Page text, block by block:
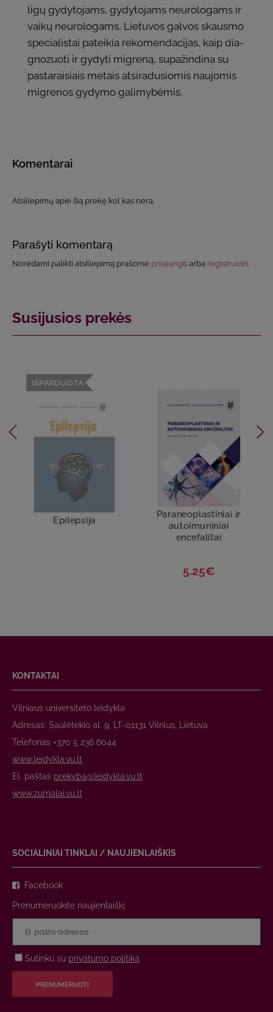
ligų gydytojams, gydytojams neurologams ir
vaikų neurologams, Lietuvos galvos skausmo
specialistai pateikia rekomendacijas, kaip dia­
gnozuoti ir gydyti migreną, supažindina su
pastaraisiais metais atsiradu­siomis naujomis
migrenos gydymo galimybėmis.
Komentarai
Atsiliepimų apie šią prekę kol kas nėra.
Parašyti komentarą
Norėdami palikti atsiliepimą prašome prisijungti arba registruotis
Susijusios prekės
IŠPARDUOTA
Epilepsija
Paraneoplastiniai ir
autoimuniniai
encefalitai
5.25€
KONTAKTAI
Vilniaus universiteto leidykla
Adresas: Saulėtekio al. 9, LT-01131 Vilnius, Lietuva
Telefonas +370 5 236 6044
www.leidykla.vu.lt
El. paštas prekyba@leidykla.vu.lt
www.zurnalai.vu.lt
SOCIALINIAI TINKLAI / NAUJIENLAIŠKIS
Facebook
Prenumeruokite naujienlaiškį
Sutinku su privatumo politika
PRENUMERUOTI